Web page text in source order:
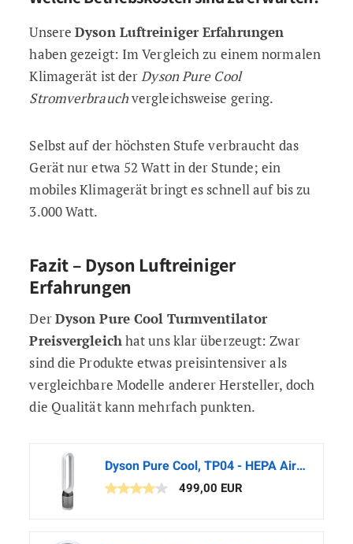
UnsereDyson Luftreiniger Erfahrungen
haben gezeigt: Im Vergleich zu einem normalen
Klimagerät ist derDyson Pure Cool
Stromverbrauchvergleichsweise gering.
Selbst auf der höchsten Stufe verbraucht das
Gerät nur etwa 52 Watt in der Stunde; ein
mobiles Klimagerät bringt es schnell auf bis zu
3.000 Watt.
Fazit – Dyson Luftreiniger
Erfahrungen
DerDyson Pure Cool Turmventilator
Preisvergleichhat uns klar überzeugt: Zwar
sind die Produkte etwas preisintensiver als
vergleichbare Modelle anderer Hersteller, doch
die Qualität kann mehrfach punkten.
Dyson Pure Cool, TP04 - HEPA Air Purifier and Tower Fan, White/Silver
499,00 EUR